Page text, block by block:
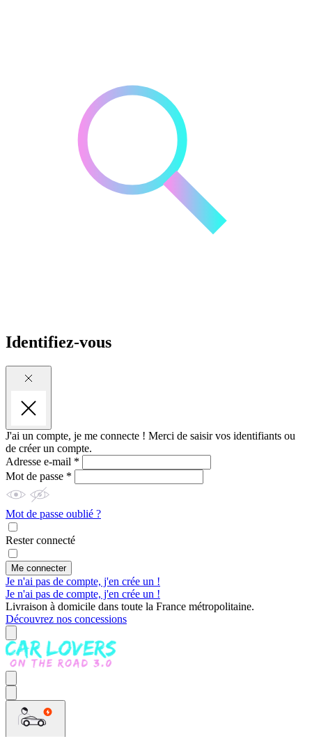
Identifiez-vous
J'ai un compte, je me connecte ! Merci de saisir vos identifiants ou
de créer un compte.
Adresse e-mail *
Mot de passe *
Mot de passe oublié ?
Rester connecté
Me connecter
Je n'ai pas de compte, j'en crée un !
Je n'ai pas de compte, j'en crée un !
Livraison à domicile dans toute la France métropolitaine.
Découvrez nos concessions